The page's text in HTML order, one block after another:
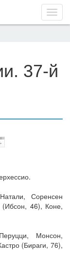
37-й
Соренсен
(Ибсон, 46), Коне,
Монсон,
(Бираги, 76),